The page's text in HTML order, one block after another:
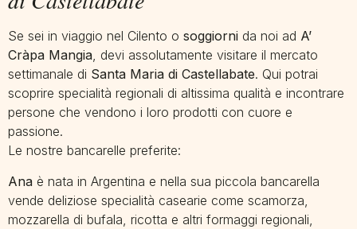
Se sei in viaggio nel Cilento o soggiorni da noi ad A’
Cràpa Mangia, devi assolutamente visitare il mercato
settimanale di Santa Maria di Castellabate. Qui potrai
scoprire specialità regionali di altissima qualità e incontrare
persone che vendono i loro prodotti con cuore e
passione.
Le nostre bancarelle preferite:
Ana è nata in Argentina e nella sua piccola bancarella
vende deliziose specialità casearie come scamorza,
mozzarella di bufala, ricotta e altri formaggi regionali,